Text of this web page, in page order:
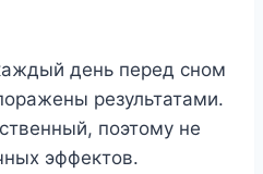
день перед сном
результатами.
поэтому не
эффектов.